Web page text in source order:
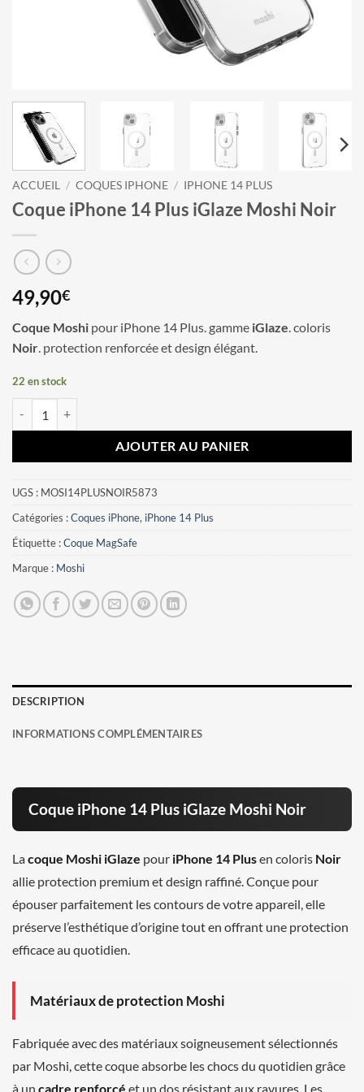
ACCUEIL / COQUES IPHONE / IPHONE 14 PLUS
Coque iPhone 14 Plus iGlaze Moshi Noir
49,90€
Coque Moshi pour iPhone 14 Plus. gamme iGlaze. coloris
Noir. protection renforcée et design élégant.
22 en stock
AJOUTER AU PANIER
UGS : MOSI14PLUSNOIR5873
Catégories :Coques iPhone, iPhone 14 Plus
Étiquette :Coque MagSafe
Marque : Moshi
DESCRIPTION
INFORMATIONS COMPLÉMENTAIRES
Coque iPhone 14 Plus iGlaze Moshi Noir
Lacoque Moshi iGlaze pour iPhone 14 Plusen coloris Noir
allie protection premium et design raffiné. Conçue pour
épouser parfaitement les contours de votre appareil, elle
préserve l’esthétique d’origine tout en offrant une protection
efficace au quotidien.
Matériaux de protection Moshi
Fabriquée avec des matériaux soigneusement sélectionnés
par Moshi, cette coque absorbe les chocs du quotidien grâce
à un cadre renforcé et un dos résistant aux rayures. Les